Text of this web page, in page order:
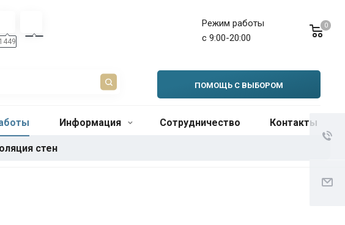
0
1449
Режим работы
с 9:00-20:00
ПОМОЩЬ С ВЫБОРОМ
Информация Сотрудничество Контакты
стен